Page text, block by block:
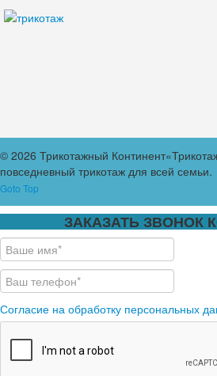
© 2026 Трикотажный Континент
повседневный трикотаж для всей семьи.
Goto Top
ЗАКАЗАТЬ ЗВОНОК
Согласие на обработку персональных